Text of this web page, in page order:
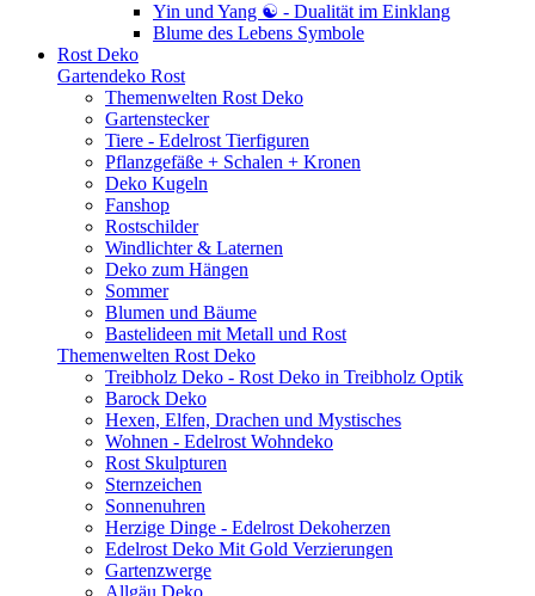
Yin und Yang ☯ - Dualität im Einklang
Blume des Lebens Symbole
Rost Deko
Gartendeko Rost
Themenwelten Rost Deko
Gartenstecker
Tiere - Edelrost Tierfiguren
Pflanzgefäße + Schalen + Kronen
Deko Kugeln
Fanshop
Rostschilder
Windlichter & Laternen
Deko zum Hängen
Sommer
Blumen und Bäume
Bastelideen mit Metall und Rost
Themenwelten Rost Deko
Treibholz Deko - Rost Deko in Treibholz Optik
Barock Deko
Hexen, Elfen, Drachen und Mystisches
Wohnen - Edelrost Wohndeko
Rost Skulpturen
Sternzeichen
Sonnenuhren
Herzige Dinge - Edelrost Dekoherzen
Edelrost Deko Mit Gold Verzierungen
Gartenzwerge
Allgäu Deko